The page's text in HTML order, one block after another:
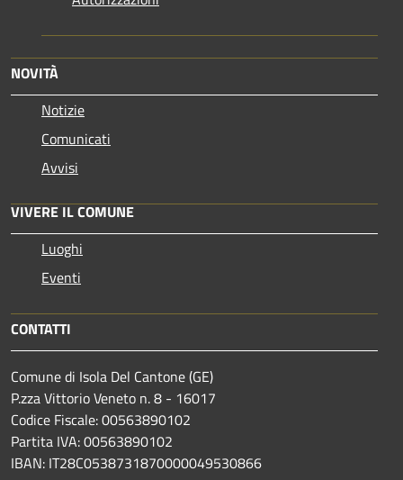
NOVITÀ
Notizie
Comunicati
Avvisi
VIVERE IL COMUNE
Luoghi
Eventi
CONTATTI
Comune di Isola Del Cantone (GE)
P.zza Vittorio Veneto n. 8 - 16017
Codice Fiscale: 00563890102
Partita IVA: 00563890102
IBAN: IT28C0538731870000049530866